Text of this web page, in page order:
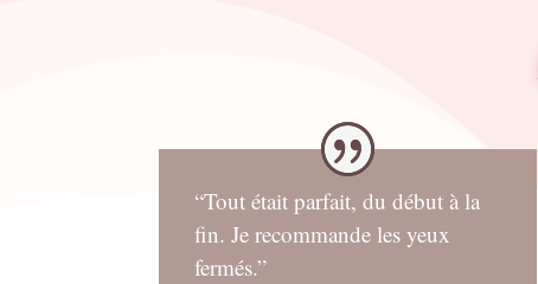
“Tout était parfait, du début à la
fin. Je recommande les yeux
fermés.”